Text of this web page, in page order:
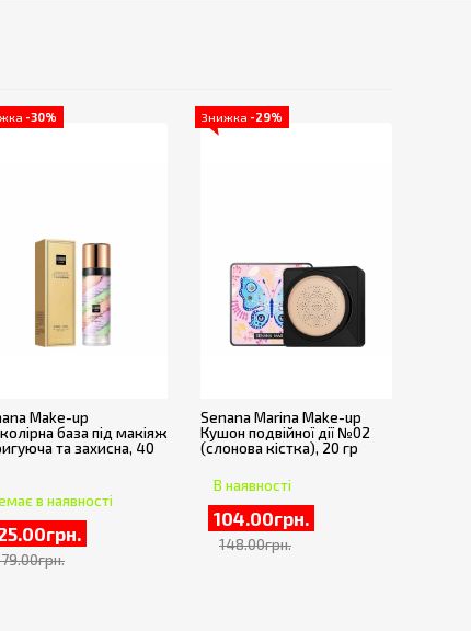
-30%
Make-up
база під макіяж
та захисна, 40
в наявності
Знижка -29%
Senana Marina Make-up
Кушон подвійної дії №02
(слонова кістка), 20 гр
В наявності
104.00грн.
148.00грн.